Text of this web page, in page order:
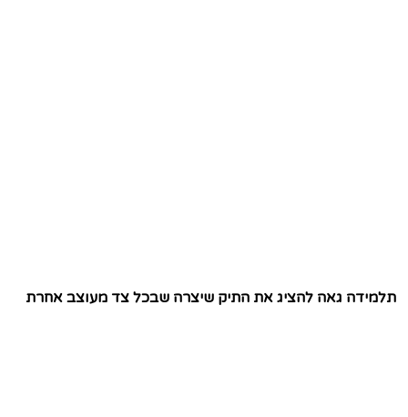
תלמידה גאה להציג את התיק שיצרה שבכל צד מעוצב אחרת